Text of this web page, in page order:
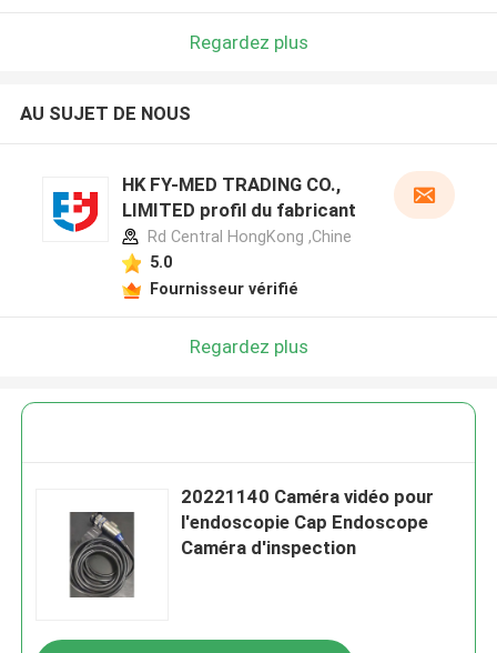
Regardez plus
AU SUJET DE NOUS
HK FY-MED TRADING CO.,
LIMITED profil du fabricant
Rd Central HongKong ,Chine
5.0
Fournisseur vérifié
Regardez plus
20221140 Caméra vidéo pour
l'endoscopie Cap Endoscope
Caméra d'inspection